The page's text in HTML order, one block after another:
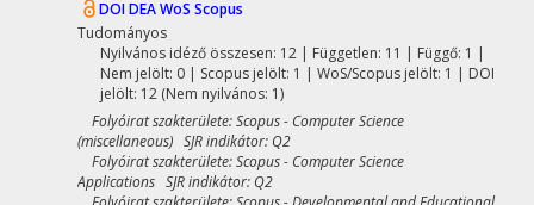
DOIDEAWoS Scopus
Tudományos
Nyilvános idéző összesen: 12| Független: 11 | Függő: 1 |
Nem jelölt: 0 | Scopus jelölt: 1 | WoS/Scopus jelölt: 1 | DOI
jelölt: 12 (Nem nyilvános: 1)
Folyóirat szakterülete: Scopus - Computer Science
(miscellaneous) SJR indikátor: Q2
Folyóirat szakterülete: Scopus - Computer Science
Applications SJR indikátor: Q2